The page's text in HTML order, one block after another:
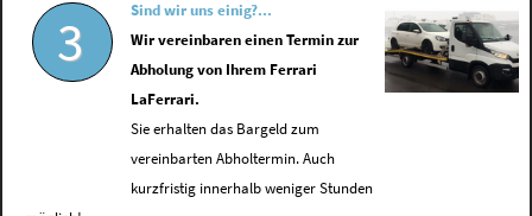
3
Sind wir uns einig?...
Wir vereinbaren einen Termin zur
Abholung von Ihrem Ferrari
LaFerrari.
Sie erhalten das Bargeld zum
vereinbarten Abholtermin. Auch
kurzfristig innerhalb weniger Stunden